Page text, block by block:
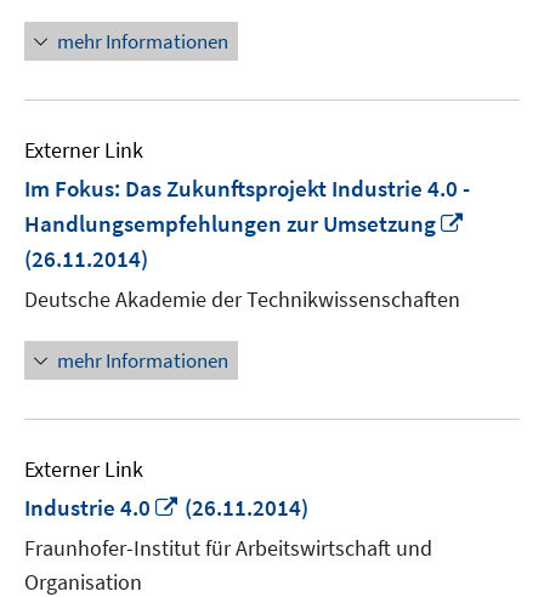
mehr Informationen
Externer Link
Im Fokus: Das Zukunftsprojekt Industrie 4.0 -
Handlungsempfehlungen zur Umsetzung
(26.11.2014)
Deutsche Akademie der Technikwissenschaften
mehr Informationen
Externer Link
Industrie 4.0
In
neuem
Fenster
(26.11.2014)
Fraunhofer-Institut für Arbeitswirtschaft und
Organisation